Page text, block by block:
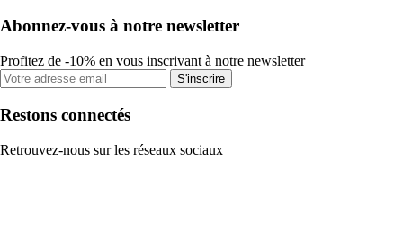
Abonnez-vous à notre newsletter
Profitez de -10% en vous inscrivant à notre newsletter
S'inscrire
Restons connectés
Retrouvez-nous sur les réseaux sociaux